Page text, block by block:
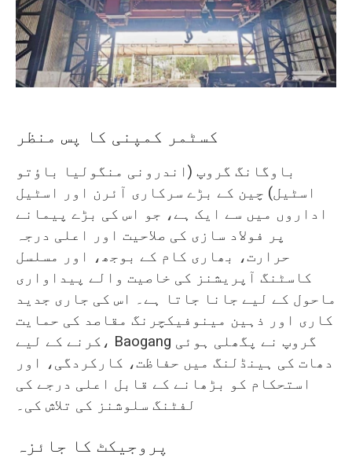
کسٹمر کمپنی کا پس منظر
باوگانگ گروپ (اندرونی منگولیا باؤتو
اسٹیل) چین کے بڑے سرکاری آئرن اور اسٹیل
اداروں میں سے ایک ہے، جو اس کی بڑے پیمانے
پر فولاد سازی کی صلاحیت اور اعلی درجہ
حرارت، بھاری کام کے بوجھ، اور مسلسل
کاسٹنگ آپریشنز کی خاصیت والے پیداواری
ماحول کے لیے جانا جاتا ہے۔ اس کی جاری جدید
کاری اور ذہین مینوفیکچرنگ مقاصد کی حمایت
کرنے کے لیے، Baogang گروپ نے پگھلی ہوئی
دھات کی ہینڈلنگ میں حفاظت، کارکردگی، اور
استحکام کو بڑھانے کے قابل اعلی درجے کی
لفٹنگ سلوشنز کی تلاش کی۔
پروجیکٹ کا جائزہ